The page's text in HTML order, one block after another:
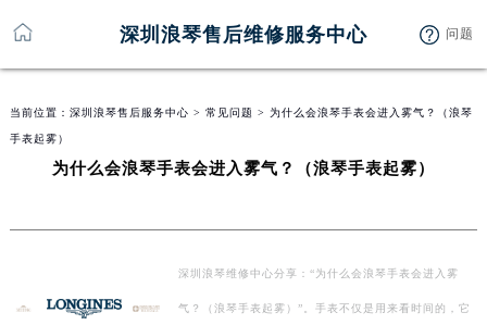
深圳浪琴售后维修服务中心 问题
当前位置： 深圳浪琴售后服务中心 > 常见问题 > 为什么会浪琴手表会进入雾气？（浪琴
手表起雾）
为什么会浪琴手表会进入雾气？（浪琴手表起雾）
深圳浪琴维修中心分享：“为什么会浪琴手表会进入雾
气？（浪琴手表起雾）”。手表不仅是用来看时间的，它